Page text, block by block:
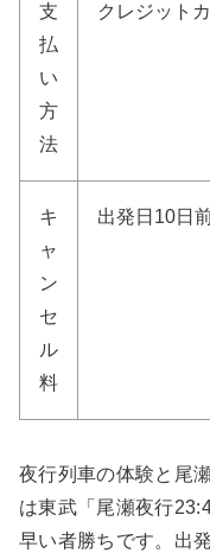
支
払
い
方
法
クレジット
キ
ャ
ン
セ
ル
料
出発日10日
夜行列車の体験と尾
は東武「尾瀬夜行
早い者勝ちです。出